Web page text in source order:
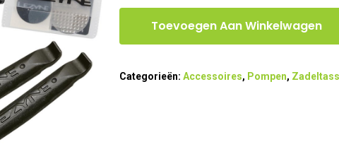
Toevoegen Aan Winkelwagen
Categorieën: Accessoires, Pompen,